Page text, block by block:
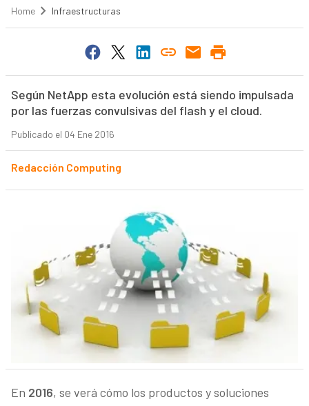
Home Infraestructuras
Según NetApp esta evolución está siendo impulsada
por las fuerzas convulsivas del flash y el cloud.
Publicado el 04 Ene 2016
Redacción Computing
En 2016, se verá cómo los productos y soluciones